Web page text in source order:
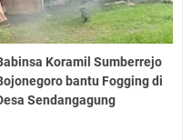
Koramil Sumberrejo
bantu Fogging di
Sendangagung